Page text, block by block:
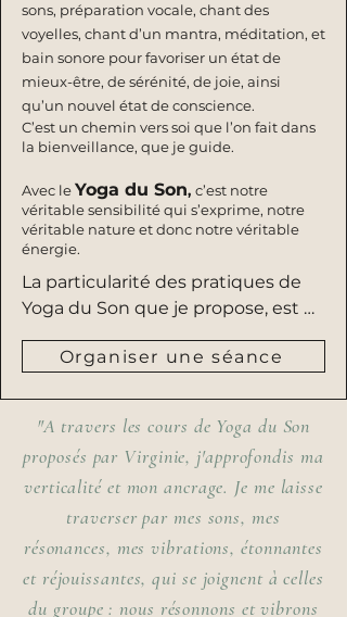
sons, préparation vocale, chant des
voyelles, chant d’un mantra, méditation, et
bain sonore pour favoriser un état de
mieux-être, de sérénité, de joie, ainsi
qu’un nouvel état de conscience.
C’est un chemin vers soi que l’on fait dans
la bienveillance, que je guide.
Avec leYoga du Son, c’est notre
véritable sensibilité qui s’exprime, notre
véritable nature et donc notre véritable
énergie.
La particularité des pratiques de
Yoga du Son que je propose, est
avec mes Bols Chantants, bien sûr.
rythmer.
Dans une pratique de Yoga du
Son, il est important de prendre le
temps. C'est à dire observer les
traces que laissent dans le corps
entre les exercices. Prendre
Organiser une séance
"A travers les cours de Yoga du Son
proposés par Virginie, j'approfondis ma
verticalité et mon ancrage. Je me laisse
traverser par mes sons, mes
résonances, mes vibrations, étonnantes
et réjouissantes, qui se joignent à celles
du groupe : nous résonnons et vibrons